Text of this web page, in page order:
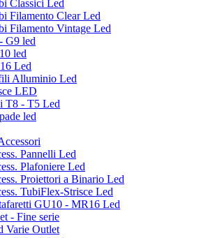
Classici Led
Filamento Clear Led
Filamento Vintage Led
G9 led
led
Led
Alluminio Led
LED
T8 - T5 Led
led
Pannelli Led
Plafoniere Led
Proiettori a Binario Led
TubiFlex-Strisce Led
GU10 - MR16 Led
- Fine serie
Varie Outlet